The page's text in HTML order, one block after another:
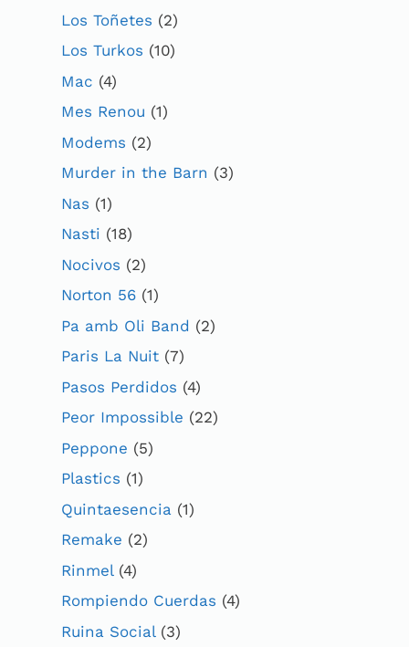
Los Toñetes (2)
Los Turkos (10)
Mac (4)
Mes Renou (1)
Modems (2)
Murder in the Barn (3)
Nas (1)
Nasti (18)
Nocivos (2)
Norton 56 (1)
Pa amb Oli Band (2)
Paris La Nuit (7)
Pasos Perdidos (4)
Peor Impossible (22)
Peppone (5)
Plastics (1)
Quintaesencia (1)
Remake (2)
Rinmel(4)
Rompiendo Cuerdas (4)
Ruina Social(3)